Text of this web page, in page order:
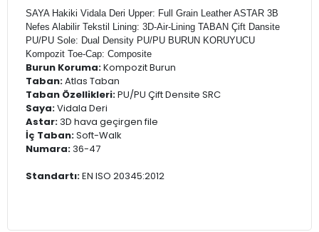
SAYA Hakiki Vidala Deri Upper: Full Grain Leather ASTAR 3B
Nefes Alabilir Tekstil Lining: 3D-Air-Lining TABAN Çift Dansite
PU/PU Sole: Dual Density PU/PU BURUN KORUYUCU
Kompozit Toe-Cap: Composite
Burun Koruma:Kompozit Burun
Taban:Atlas Taban
Taban Özellikleri:PU/PU Çift Densite SRC
Saya:Vidala Deri
Astar:3D hava geçirgen file
İç Taban:Soft-Walk
Numara:36-47
Standartı:EN ISO 20345:2012